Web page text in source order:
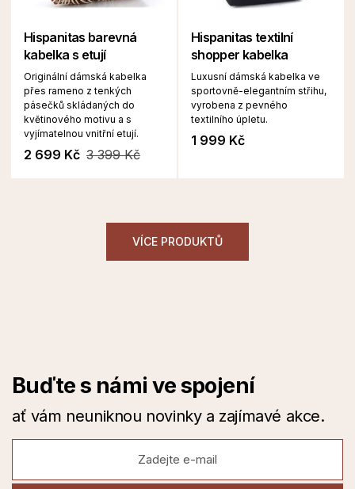
Hispanitas barevná
kabelka s etují
Originální dámská kabelka
přes rameno z tenkých
pásečků skládaných do
květinového motivu a s
vyjímatelnou vnitřní etují.
2 699 Kč 3 399 Kč
Hispanitas textilní
shopper kabelka
Luxusní dámská kabelka ve
sportovně-elegantním střihu,
vyrobena z pevného
textilního úpletu.
1 999 Kč
VÍCE PRODUKTŮ
Buďte s námi ve spojení
ať vám neuniknou novinky a zajímavé akce.